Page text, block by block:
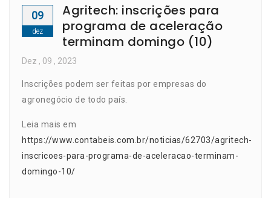
09
dez
Agritech: inscrições para
programa de aceleração
terminam domingo (10)
Dez , 09 , 2023
Inscrições podem ser feitas por empresas do
agronegócio de todo país.
Leia mais em
https://www.contabeis.com.br/noticias/62703/agritech-
inscricoes-para-programa-de-aceleracao-terminam-
domingo-10/